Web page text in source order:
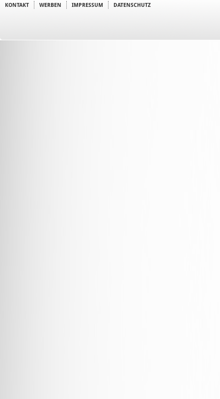
KONTAKT WERBEN IMPRESSUM DATENSCHUTZ